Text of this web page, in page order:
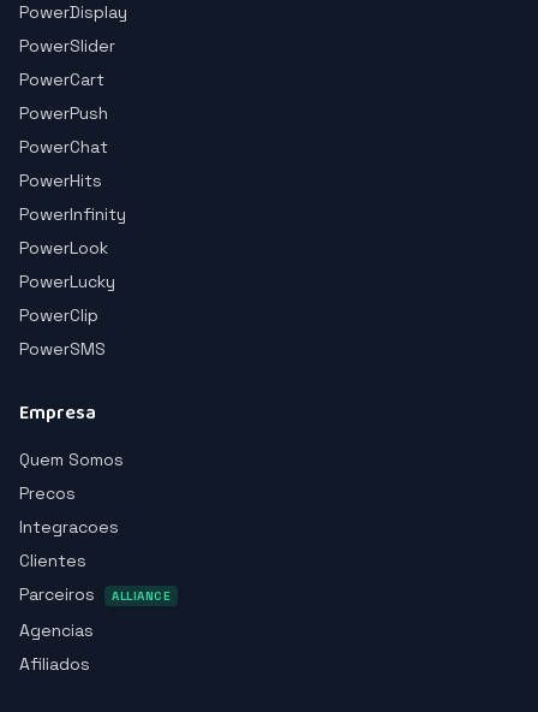
PowerDisplay
PowerSlider
PowerCart
PowerPush
PowerChat
PowerHits
PowerInfinity
PowerLook
PowerLucky
PowerClip
PowerSMS
Empresa
Quem Somos
Precos
Integracoes
Clientes
Parceiros
ALLIANCE
Agencias
Afiliados